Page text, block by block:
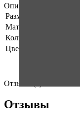
Описание
Размер
Материал
Количество в упаковке
Цвет
Отзывы (0)
Отзывы